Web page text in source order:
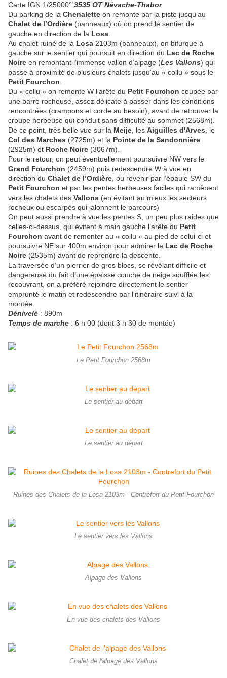
Carte IGN 1/25000° 3535 OT Névache-Thabor
Du parking de la Chenalette on remonte par la piste jusqu’au
Chalet de l’Ordière (panneaux) où on prend le sentier de
gauche en direction de la Losa
Au chalet ruiné de la Losa 2103m (panneaux), on bifurque à
gauche sur le sentier qui poursuit en direction du Lac de Roche
Noire en remontant l’immense vallon d’alpage (Les Vallons) qui
passe à proximité de plusieurs chalets jusqu'au « collu » sous le
Petit Fourchon
Du « collu » on remonte W l’arête du Petit Fourchon coupée par
une barre rocheuse, assez délicate à passer dans les conditions
rencontrées (crampons et corde au besoin), avant de retrouver la
croupe herbeuse qui conduit sans difficulté au sommet (2568m).
De ce point, très belle vue sur la Meije , les Aiguilles d'Arves , le
Col des Marches (2725m) et la Pointe de la Sandonnière
(2925m) et Roche Noire (3067m).
Pour le retour, on peut éventuellement poursuivre NW vers le
Grand Fourchon (2459m) puis redescendre W à vue en
direction du Chalet de l’Ordière ou revenir par l’épaule SW du
Petit Fourchon et par les pentes herbeuses faciles qui ramènent
vers les chalets des Vallons (en évitant au mieux les secteurs
rocheux ou escarpés qui jalonnent le parcours)
On peut aussi prendre à vue les pentes S, un peu plus raides que
celles-ci-dessus, qui évitent à main gauche l’arête du Petit
Fourchon avant de remonter au « collu » au pied de celui-ci et
poursuivre NE sur 400m environ pour admirer le Lac de Roche
Noire (2535m) avant de reprendre la descente.
La traversée d’un pierrier de gros blocs, se révélant difficile et
dangereuse du fait d’une épaisse couche de neige soufflée les
recouvrant, on a préféré rejoindre directement le sentier
emprunté le matin et redescendre par l'itinéraire suivi à la
montée.
Dénivelé : 890m
Temps de marche : 6 h 00 (dont 3 h 30 de montée)
Le Petit Fourchon 2568m
Le sentier au départ
Le sentier au départ
Ruines des Chalets de la Losa 2103m - Contrefort du Petit Fourchon
Le sentier vers les Vallons
Alpage des Vallons
En vue des chalets des Vallons
Chalet de l'alpage des Vallons